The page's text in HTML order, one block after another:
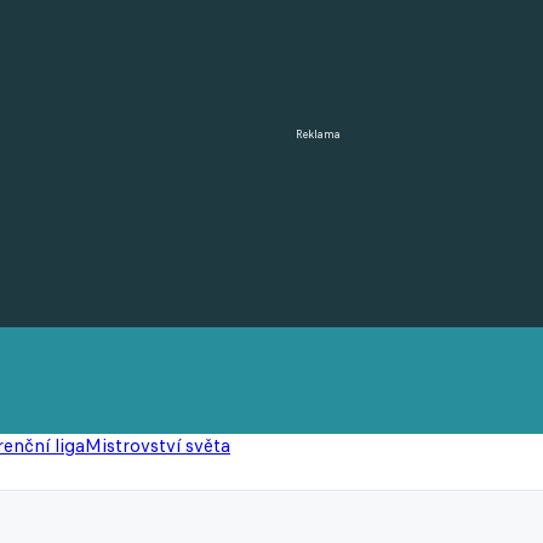
Reklama
ligaMistrovství světa